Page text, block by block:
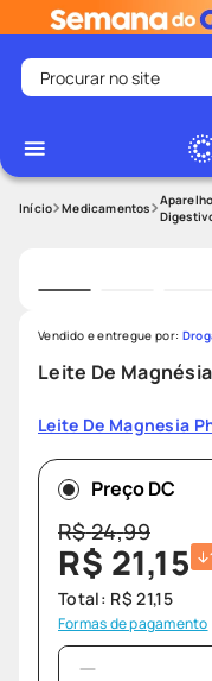
Procurar no site
1
2 º
medley
protetor solar
8º
desodorante
9º
fralda pampers
teste gravidez
Medicamentos
Aparelho
Leite De
Leite De Magnesia
Vendido e entregue por:
Preço DC
R$24,99
R$ 21,15
Total: R$ 21,15
Formas de pagamento